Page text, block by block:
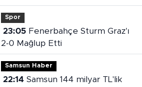
Spor
23:05Fenerbahçe Sturm Graz'ı
2-0 Mağlup Etti
Samsun Haber
22:14